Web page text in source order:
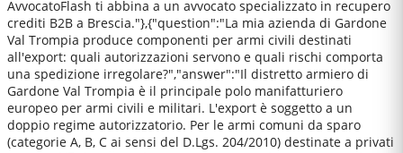
AvvocatoFlash ti abbina a un avvocato specializzato in recupero
crediti B2B a Brescia."},{"question":"La mia azienda di Gardone
Val Trompia produce componenti per armi civili destinati
all'export: quali autorizzazioni servono e quali rischi comporta
una spedizione irregolare?","answer":"Il distretto armiero di
Gardone Val Trompia è il principale polo manifatturiero
europeo per armi civili e militari. L'export è soggetto a un
doppio regime autorizzatorio. Per le armi comuni da sparo
(categorie A, B, C ai sensi del D.Lgs. 204/2010) destinate a privati